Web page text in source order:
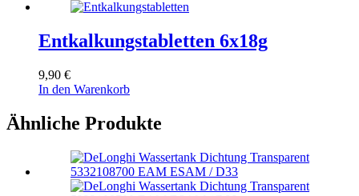
Entkalkungstabletten 6x18g
9,90 €
In den Warenkorb
Ähnliche Produkte